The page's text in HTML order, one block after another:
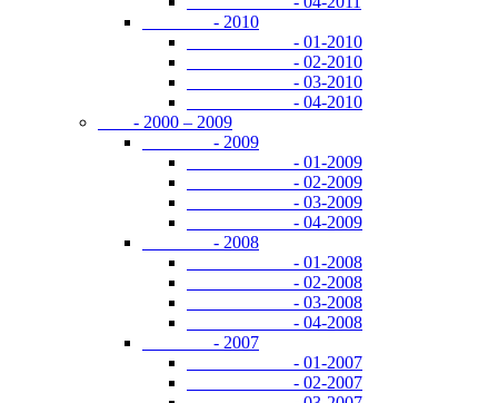
- 2010
- 01-2010
- 02-2010
- 03-2010
- 04-2010
- 2000 – 2009
- 2009
- 01-2009
- 02-2009
- 03-2009
- 04-2009
- 2008
- 01-2008
- 02-2008
- 03-2008
- 04-2008
- 2007
- 01-2007
- 02-2007